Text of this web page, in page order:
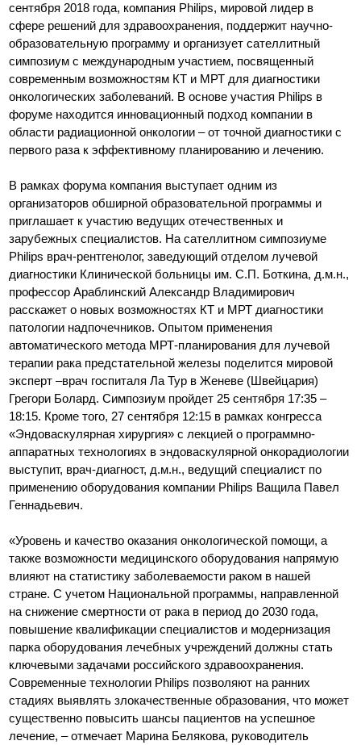
сентября 2018 года, компания Philips, мировой лидер в
сфере решений для здравоохранения, поддержит научно-
образовательную программу и организует сателлитный
симпозиум с международным участием, посвященный
современным возможностям КТ и МРТ для диагностики
онкологических заболеваний. В основе участия Philips в
форуме находится инновационный подход компании в
области радиационной онкологии – от точной диагностики с
первого раза к эффективному планированию и лечению.
В рамках форума компания выступает одним из
организаторов обширной образовательной программы и
приглашает к участию ведущих отечественных и
зарубежных специалистов. На сателлитном симпозиуме
Philips врач-рентгенолог, заведующий отделом лучевой
диагностики Клинической больницы им. С.П. Боткина, д.м.н.,
профессор Араблинский Александр Владимирович
расскажет о новых возможностях КТ и МРТ диагностики
патологии надпочечников. Опытом применения
автоматического метода МРТ-планирования для лучевой
терапии рака предстательной железы поделится мировой
эксперт –врач госпиталя Ла Тур в Женеве (Швейцария)
Грегори Болард. Симпозиум пройдет 25 сентября 17:35 –
18:15. Кроме того, 27 сентября 12:15 в рамках конгресса
«Эндоваскулярная хирургия» с лекцией о программно-
аппаратных технологиях в эндоваскулярной онкорадиологии
выступит, врач-диагност, д.м.н., ведущий специалист по
применению оборудования компании Philips Ващила Павел
Геннадьевич.
«Уровень и качество оказания онкологической помощи, а
также возможности медицинского оборудования напрямую
влияют на статистику заболеваемости раком в нашей
стране. С учетом Национальной программы, направленной
на снижение смертности от рака в период до 2030 года,
повышение квалификации специалистов и модернизация
парка оборудования лечебных учреждений должны стать
ключевыми задачами российского здравоохранения.
Современные технологии Philips позволяют на ранних
стадиях выявлять злокачественные образования, что может
существенно повысить шансы пациентов на успешное
лечение, – отмечает Марина Белякова, руководитель